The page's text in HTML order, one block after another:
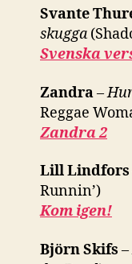
Svante
skugga
Svenska
Zandra–
Reggae
Zandra 2
Lill Lindfors
Runnin’)
Kom igen!
Björn Skifs –